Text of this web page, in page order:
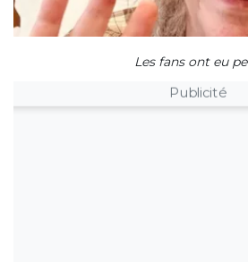
Les fans ont eu
Publicité